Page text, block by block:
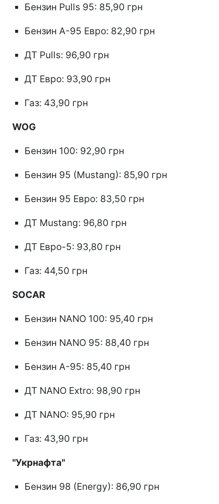
Бензин Pulls 95: 85,90 грн
Бензин А-95 Евро: 82,90 грн
ДТ Pulls: 96,90 грн
ДТ Евро: 93,90 грн
Газ: 43,90 грн
WOG
Бензин 100: 92,90 грн
Бензин 95 (Mustang): 85,90 грн
Бензин 95 Евро: 83,50 грн
ДТ Mustang: 96,80 грн
ДТ Евро-5: 93,80 грн
Газ: 44,50 грн
SOCAR
Бензин NANO 100: 95,40 грн
Бензин NANO 95: 88,40 грн
Бензин А-95: 85,40 грн
ДТ NANO Extro: 98,90 грн
ДТ NANO: 95,90 грн
Газ: 43,90 грн
"Укрнафта"
Бензин 98 (Energy): 86,90 грн